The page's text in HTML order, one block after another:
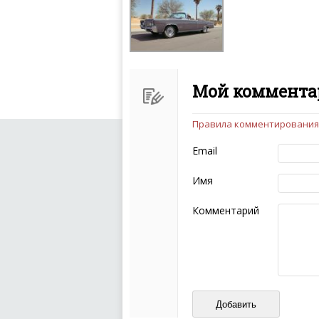
Мой
Чтобы ваш комментарий
следующих правил:
Комментарий не
эмоциональных
Не стоит
Пожалуйста, не
также призывы к
Не размещайте
И запаситесь терпением,
ваш отзыв может
Правила комментирования
Email
Имя
Комментарий